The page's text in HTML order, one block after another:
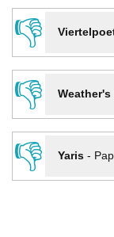
👎
👎
👎
Yaris-